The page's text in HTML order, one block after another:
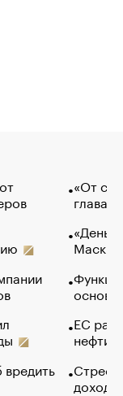
«От
глава
Маск в
основ
ЕС
нефти